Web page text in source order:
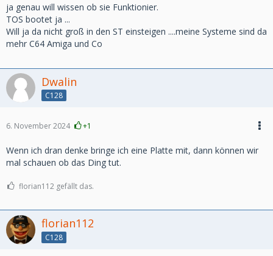
ja genau will wissen ob sie Funktionier.
TOS bootet ja ...
Will ja da nicht groß in den ST einsteigen ....meine Systeme sind da
mehr C64 Amiga und Co
Dwalin
C128
6. November 2024 +1
Wenn ich dran denke bringe ich eine Platte mit, dann können wir
mal schauen ob das Ding tut.
florian112 gefällt das.
florian112
C128